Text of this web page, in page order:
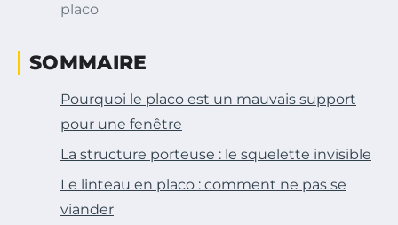
placo
SOMMAIRE
Pourquoi le placo est un mauvais support
pour une fenêtre
La structure porteuse : le squelette invisible
Le linteau en placo : comment ne pas se
viander